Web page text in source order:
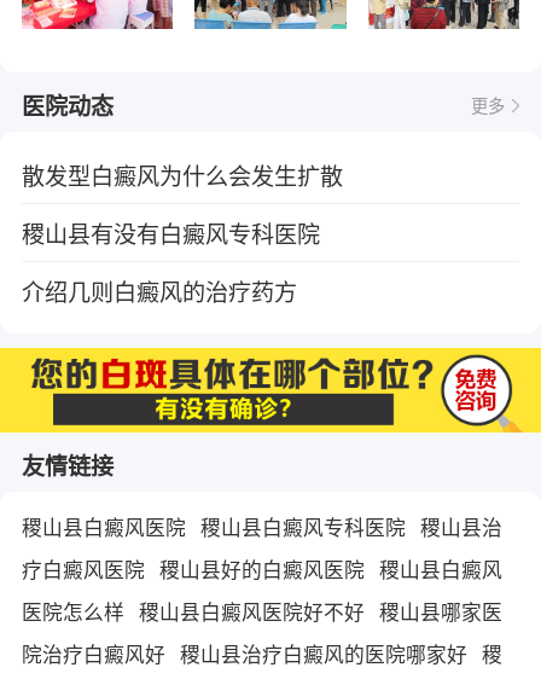
医院动态 更多
散发型白癜风为什么会发生扩散
稷山县有没有白癜风专科医院
介绍几则白癜风的治疗药方
友情链接
稷山县白癜风医院 稷山县白癜风专科医院 稷山县治
疗白癜风医院 稷山县好的白癜风医院 稷山县白癜风
医院怎么样 稷山县白癜风医院好不好 稷山县哪家医
院治疗白癜风好 稷山县治疗白癜风的医院哪家好 稷